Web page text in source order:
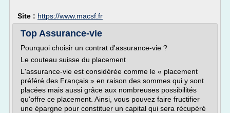
Site : https://www.macsf.fr
Top Assurance-vie
Pourquoi choisir un contrat d'assurance-vie ?
Le couteau suisse du placement
L'assurance-vie est considérée comme le « placement
préféré des Français » en raison des sommes qui y sont
placées mais aussi grâce aux nombreuses possibilités
qu'offre ce placement. Ainsi, vous pouvez faire fructifier
une épargne pour constituer un capital qui sera récupéré